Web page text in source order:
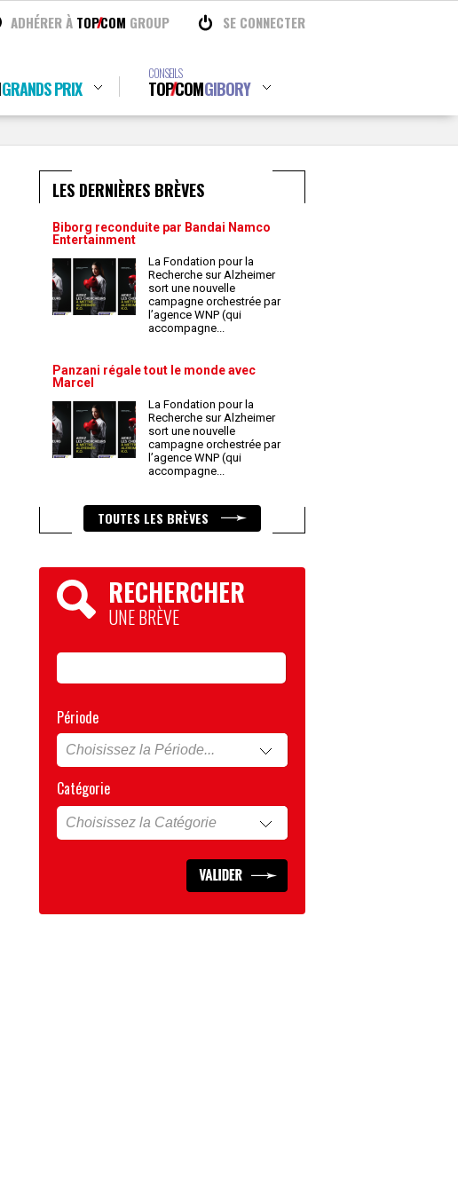
ADHÉRER À TOPCOM GROUP SE CONNECTER
GRANDS PRIX
CONSEILS
TOPCOMGIBORY
LES DERNIÈRES BRÈVES
Biborg reconduite par Bandai Namco
Entertainment
La Fondation pour la
Recherche sur Alzheimer
sort une nouvelle
campagne orchestrée par
l’agence WNP (qui
accompagne...
Panzani régale tout le monde avec
Marcel
La Fondation pour la
Recherche sur Alzheimer
sort une nouvelle
campagne orchestrée par
l’agence WNP (qui
accompagne...
TOUTES LES BRÈVES
RECHERCHER
UNE BRÈVE
Période
Catégorie